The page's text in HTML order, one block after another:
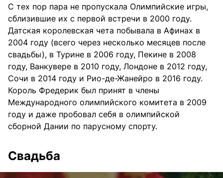
С тех пор пара не пропускала Олимпийские игры,
сблизившие их с первой встречи в 2000 году.
Датская королевская чета побывала в Афинах в
2004 году (всего через несколько месяцев после
свадьбы), в Турине в 2006 году, Пекине в 2008
году, Ванкувере в 2010 году, Лондоне в 2012 году,
Сочи в 2014 году и Рио-де-Жанейро в 2016 году.
Король Фредерик был принят в члены
Международного олимпийского комитета в 2009
году и даже пробовал себя в олимпийской
сборной Дании по парусному спорту.
Свадьба